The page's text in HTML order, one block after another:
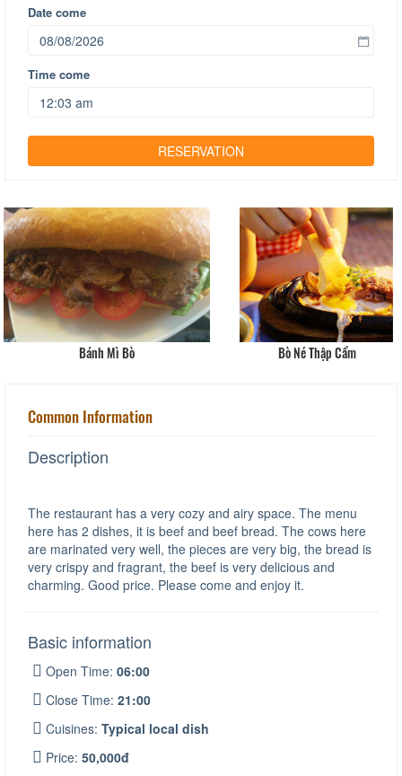
Date come
Time come
Bánh Mì Bò Bò Né Thập Cẩm
Common Information
Description
The restaurant has a very cozy and airy space. The menu
here has 2 dishes, it is beef and beef bread. The cows here
are marinated very well, the pieces are very big, the bread is
very crispy and fragrant, the beef is very delicious and
charming. Good price. Please come and enjoy it.
Basic information
Open Time: 06:00
Close Time: 21:00
Cuisines: Typical local dish
Price: 50,000đ